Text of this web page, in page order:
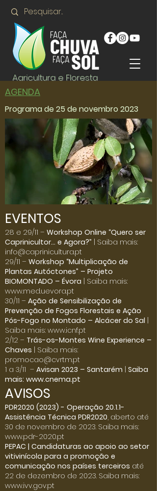
Agricultura e Floresta
AGENDA
Programa de 25 de novembro 2023
Click here
EVENTOS
28 e 29/11 – Workshop Online “Quero ser
Caprinicultor… e Agora?”
| Saiba mais:
info@caprinicultura.pt
29/11 – Workshop “Multiplicação de
Plantas Autóctones” – Projeto
BIOMONTADO – Évora | Saiba mais:
www.med.uevora.pt
30/11 – Ação de Sensibilização de
Prevenção de Fogos Florestais e Ação
Pós-Fogo no Montado – Alcácer do Sal
Saiba mais: www.icnf.pt
2/12 – Trás-os-Montes Wine Experience –
Chaves | Saiba mais:
promocao@cvrtm.pt
1 a 3/11 – Avisan 2023 – Santarém Saiba
mais: www.cnema.pt
AVISOS
PDR2020 (2023) - Operação 20.1.1-
Assistência Técnica PDR2020, aberto até
30 de novembro de 2023. Saiba mais:
www.pdr-2020.pt
PEPAC | Candidaturas ao apoio ao setor
vitivinícola para a promoção e
comunicação nos países terceiros até
22 de dezembro de 2023. Saiba mais:
www.ivv.gov.pt